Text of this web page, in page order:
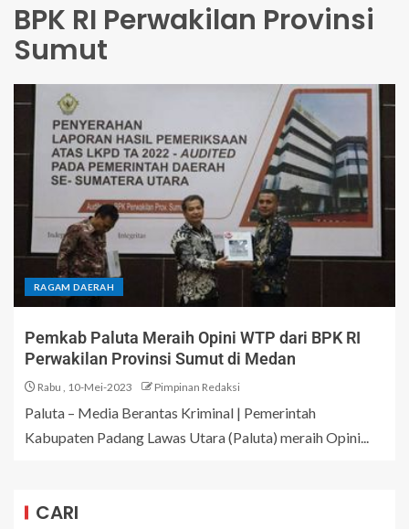
BPK RI Perwakilan Provinsi
Sumut
RAGAM DAERAH
Pemkab Paluta Meraih Opini WTP dari BPK RI
Perwakilan Provinsi Sumut di Medan
Rabu , 10-Mei-2023 Pimpinan Redaksi
Paluta – Media Berantas Kriminal | Pemerintah
Kabupaten Padang Lawas Utara (Paluta) meraih Opini...
CARI